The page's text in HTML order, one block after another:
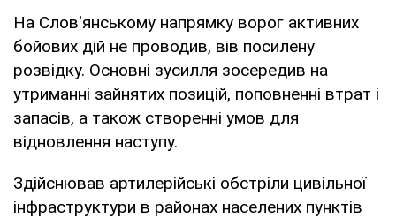
На Слов'янському напрямку ворог активних
бойових дій не проводив, вів посилену
розвідку. Основні зусилля зосередив на
утриманні зайнятих позицій, поповненні втрат і
запасів, а також створенні умов для
відновлення наступу.
Здійснював артилерійські обстріли цивільної
інфраструктури в районах населених пунктів